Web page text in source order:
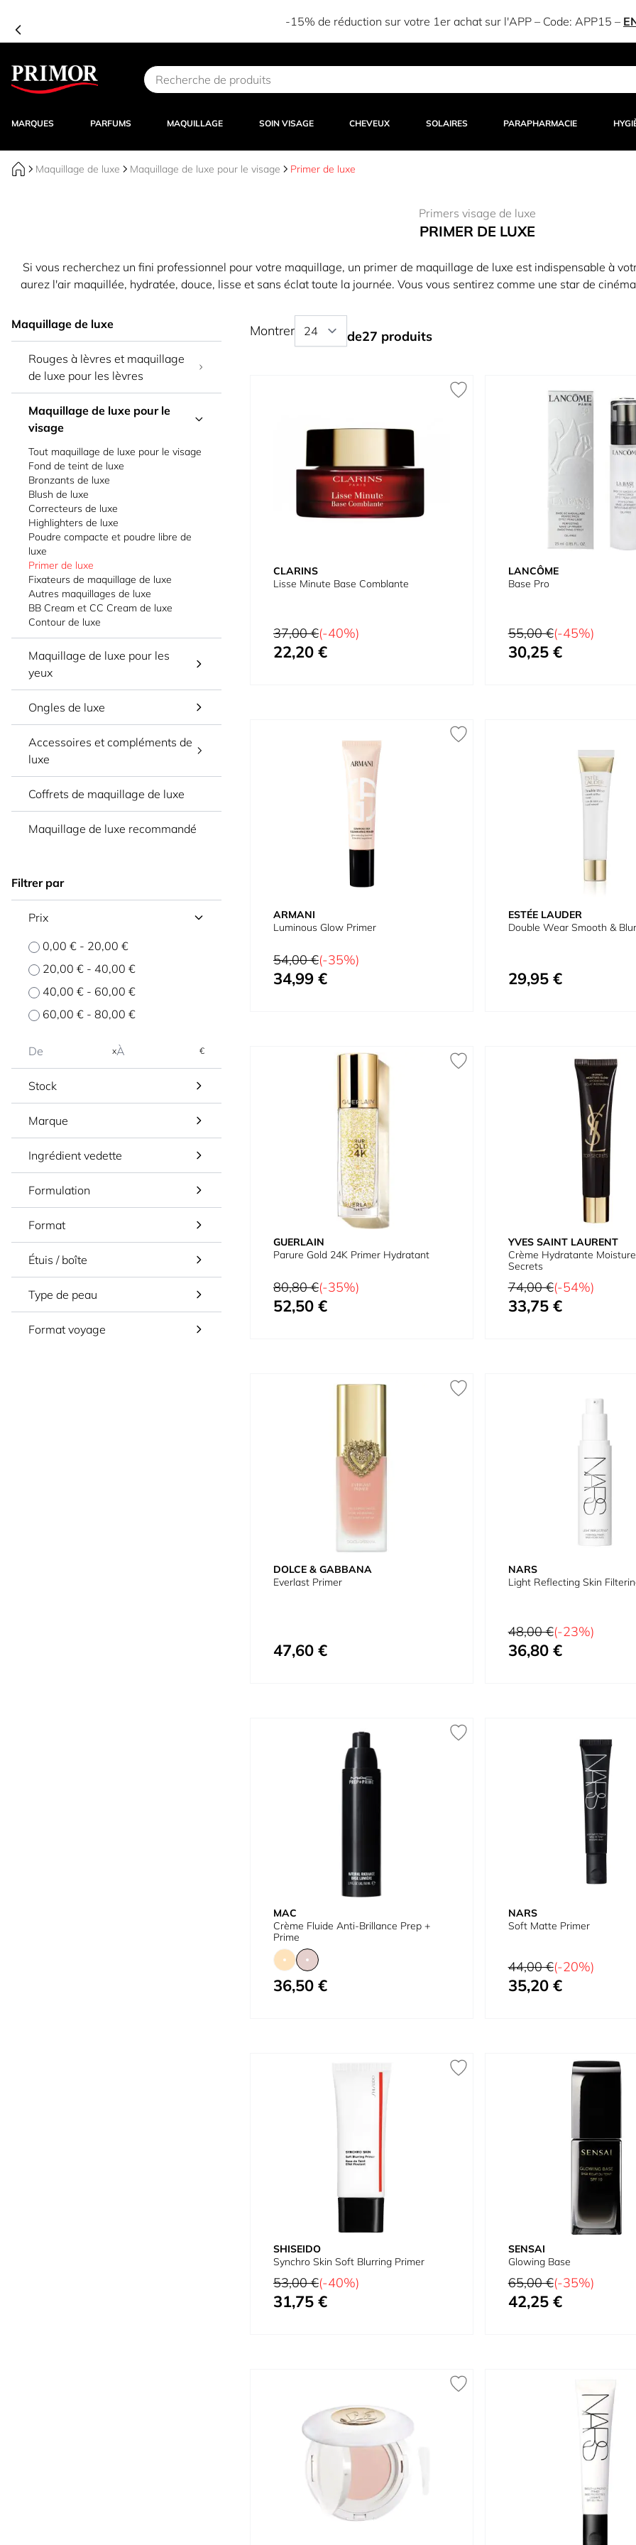
-15% de réduction sur votre 1er achat sur l'APP – Code: APP15 –
Aller au contenu
MARQUES PARFUMS MAQUILLAGE SOIN VISAGE CHEVEUX SOLAIRES PARAPHARMACIE
Maquillage de luxe Maquillage de luxe pour le visage Primer de luxe
Primers visage de luxe
PRIMER DE LUXE
Si vous recherchez un fini professionnel pour votre maquillage, un primer de maquillage de luxe est indispensable à
aurez l'air maquillée, hydratée, douce, lisse et sans éclat toute la journée. Vous vous sentirez comme une star de
Maquillage de luxe
Rouges à lèvres et maquillage
de luxe pour les lèvres
Maquillage de luxe pour le
visage
Tout maquillage de luxe pour le visage
Fond de teint de luxe
Bronzants de luxe
Blush de luxe
Correcteurs de luxe
Highlighters de luxe
Poudre compacte et poudre libre de
luxe
Primer de luxe
Fixateurs de maquillage de luxe
Autres maquillages de luxe
BB Cream et CC Cream de luxe
Contour de luxe
Maquillage de luxe pour les
yeux
Ongles de luxe
Accessoires et compléments de
luxe
Coffrets de maquillage de luxe
Maquillage de luxe recommandé
Filtrer par
Prix
0,00 € - 20,00 €
20,00 € - 40,00 €
40,00 € - 60,00 €
60,00 € - 80,00 €
x €
Stock
Marque
Ingrédient vedette
Formulation
Format
Étuis / boîte
Type de peau
Format voyage
Montrer de27 produits
CLARINS
Lisse Minute Base Comblante
Prix normal
37,00 €(-40%)
Prix spécial
22,20 €
LANCÔME
Base Pro
Prix normal
55,00 €(-45%)
Prix spécial
30,25 €
ARMANI
Luminous Glow Primer
Prix normal
54,00 €(-35%)
Prix spécial
34,99 €
ESTÉE LAUDER
Double Wear Smooth &
Prix spécial
29,95 €
GUERLAIN
Parure Gold 24K Primer Hydratant
Prix normal
80,80 €(-35%)
Prix spécial
52,50 €
YVES SAINT LAURENT
Crème Hydratante
Secrets
Prix normal
74,00 €(-54%)
Prix spécial
33,75 €
DOLCE & GABBANA
Everlast Primer
Prix spécial
47,60 €
NARS
Light Reflecting Skin
Prix normal
48,00 €(-23%)
Prix spécial
36,80 €
MAC
Crème Fluide Anti-Brillance Prep +
Prime
À partir de
36,50 €
NARS
Soft Matte Primer
Prix normal
44,00 €(-20%)
Prix spécial
35,20 €
SHISEIDO
Synchro Skin Soft Blurring Primer
Prix normal
53,00 €(-40%)
Prix spécial
31,75 €
SENSAI
Glowing Base
Prix normal
65,00 €(-35%)
Prix spécial
42,25 €